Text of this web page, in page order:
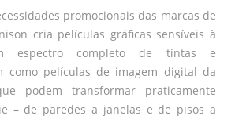
promocionais das marcas de
cria películas gráficas sensíveis à
espectro completo de tintas e
como películas de imagem digital da
podem transformar praticamente
– de paredes a janelas e de pisos a